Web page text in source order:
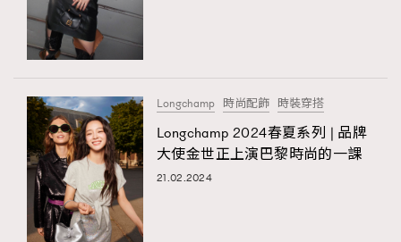
AFrenchMind
DressLikeAParisienne 1
EmpowerF 103
FashionWeek 191
FigaroAesthetic
Longchamp 時尚配飾 時裝穿搭
Longchamp 2024春夏系列 | 品牌
大使金世正上演巴黎時尚的一課
21.02.2024